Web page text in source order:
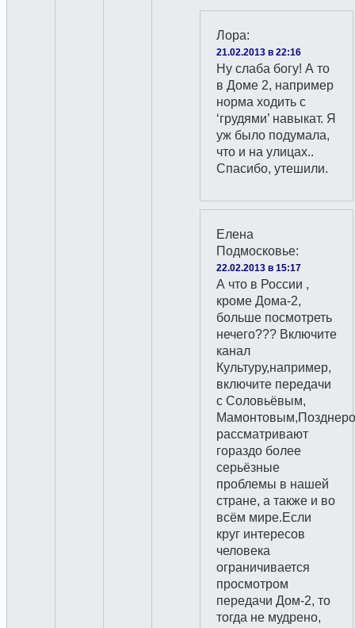
Лора:
21.02.2013 в 22:16
Ну слаба богу! А то
в Доме 2, например
норма ходить с
‘грудями’ навыкат. Я
уж было подумала,
что и на улицах..
Спасибо, утешили.
Елена
Подмосковье:
22.02.2013 в 15:17
А что в России ,
кроме Дома-2,
больше посмотреть
нечего??? Включите
канал
Культуру,например,
включите передачи
с Соловьёвым,
рассматривают
гораздо более
серьёзные
проблемы в нашей
стране, а также и во
всём мире.Если
круг интересов
человека
ограничивается
просмотром
передачи Дом-2, то
тогда не мудрено,